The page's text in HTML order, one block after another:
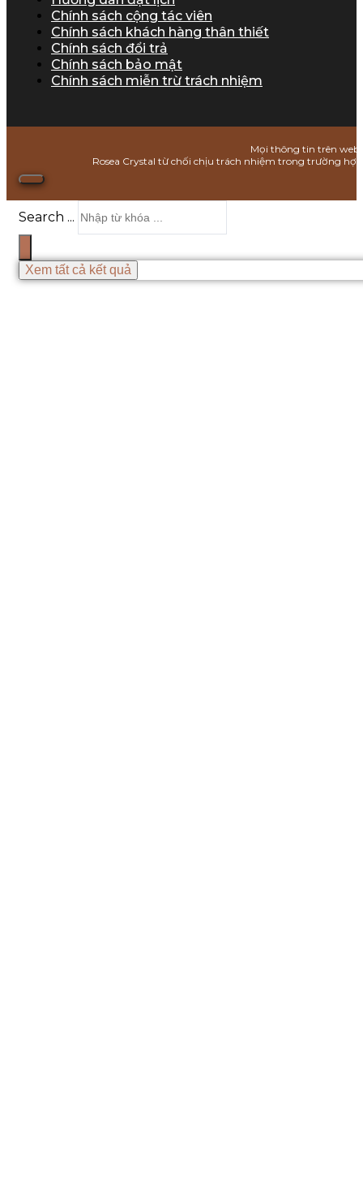
Chính sách cộng tác viên
Chính sách khách hàng thân thiết
Chính sách đổi trả
Chính sách bảo mật
Chính sách miễn trừ trách nhiệm
Mọi thông tin trên
Rosea Crystal từ chối chịu trách nhiệm trong trường
Search ...
Xem tất cả kết quả